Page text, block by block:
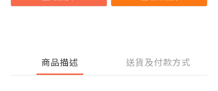
商品描述 送貨及付款方式